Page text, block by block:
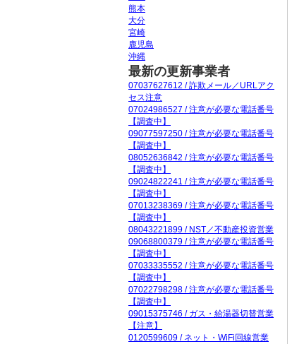
熊本
大分
宮崎
鹿児島
沖縄
最新の更新事業者
07037627612 / 詐欺メール／URLアク
セス注意
07024986527 / 注意が必要な電話番号
【調査中】
09077597250 / 注意が必要な電話番号
【調査中】
08052636842 / 注意が必要な電話番号
【調査中】
09024822241 / 注意が必要な電話番号
【調査中】
07013238369 / 注意が必要な電話番号
【調査中】
08043221899 / NST／不動産投資営業
09068800379 / 注意が必要な電話番号
【調査中】
07033335552 / 注意が必要な電話番号
【調査中】
07022798298 / 注意が必要な電話番号
【調査中】
09015375746 / ガス・給湯器切替営業
【注意】
0120599609 / ネット・WiFi回線営業